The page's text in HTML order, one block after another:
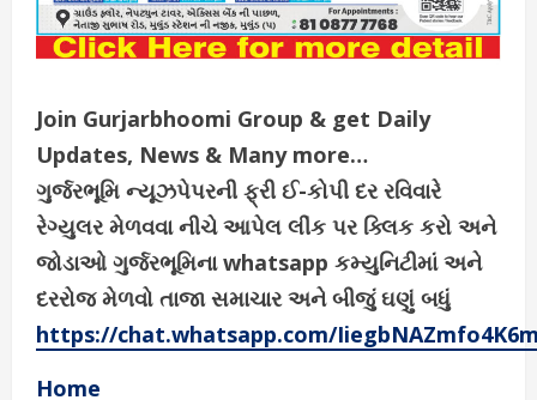
Join Gurjarbhoomi Group & get Daily
Updates, News & Many more…
ગુર્જરભૂમિ ન્યૂઝપેપરની ફ્રી ઈ-કોપી દર રવિવારે
રેગ્યુલર મેળવવા નીચે આપેલ લીંક પર ક્લિક કરો અને
જોડાઓ ગુર્જરભૂમિના whatsapp કમ્યુનિટીમાં અને
દરરોજ મેળવો તાજા સમાચાર અને બીજું ઘણું બધું
https://chat.whatsapp.com/
Home